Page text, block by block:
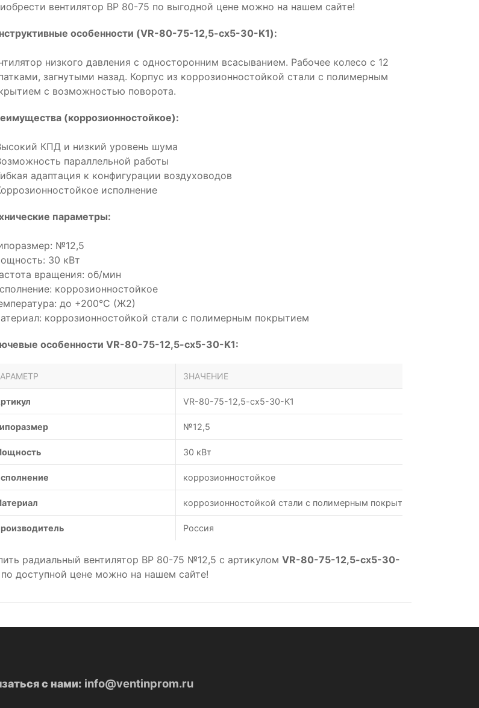
вентилятор ВР 80-75 по выгодной цене можно на нашем сайте!
особенности (VR-80-75-12,5-cx5-30-K1):
низкого давления с односторонним всасыванием. Рабочее колесо с 12
загнутыми назад. Корпус из коррозионностойкой стали с полимерным
с возможностью поворота.
(коррозионностойкое):
КПД и низкий уровень шума
параллельной работы
адаптация к конфигурации воздуховодов
исполнение
параметры:
№12,5
30 кВт
вращения: об/мин
коррозионностойкое
до +200°С (Ж2)
коррозионностойкой стали с полимерным покрытием
особенности VR-80-75-12,5-cx5-30-K1:
ЗНАЧЕНИЕ
VR-80-75-12,5-cx5-30-K1
№12,5
30 кВт
коррозионностойкое
коррозионностойкой стали с полимерным покрытием
Россия
радиальный вентилятор ВР 80-75 №12,5 с артикулом VR-80-75-12,5-cx5-30-
по доступной цене можно на нашем сайте!
с нами: info@ventinprom.ru